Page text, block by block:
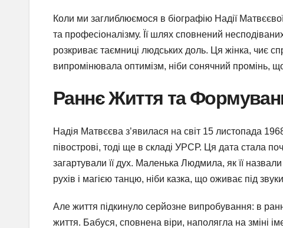
Коли ми заглиблюємося в біографію Надії
та професіоналізму. Її шлях сповнений
розкриває таємниці людських доль. Ця жінка, чиє
випромінювала оптимізм, ніби сонячний промінь,
Раннє Життя та
Надія Матвєєва з’явилася на світ 15 листопада
півострові, тоді ще в складі УРСР. Ця дата стала
загартували її дух. Маленька Людмила, як її
рухів і магією танцю, ніби казка, що оживає під
Але життя підкинуло серйозне випробування: в
життя. Бабуся, сповнена віри, наполягла на зміні